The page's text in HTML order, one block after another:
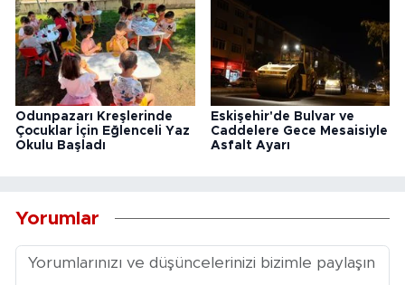
Odunpazarı Kreşlerinde
Çocuklar İçin Eğlenceli Yaz
Okulu Başladı
Eskişehir'de Bulvar ve
Caddelere Gece Mesaisiyle
Asfalt Ayarı
Yorumlar